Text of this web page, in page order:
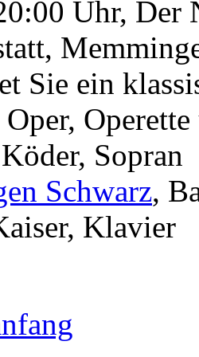
Uhr, Der
Sie ein
Oper,
Sopran
Schwarz,
Klavier